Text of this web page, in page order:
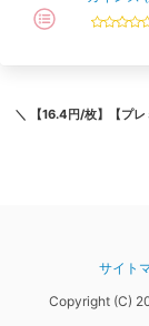
＼ 【16.4円/枚】【プ
サイト
Copyright (C)